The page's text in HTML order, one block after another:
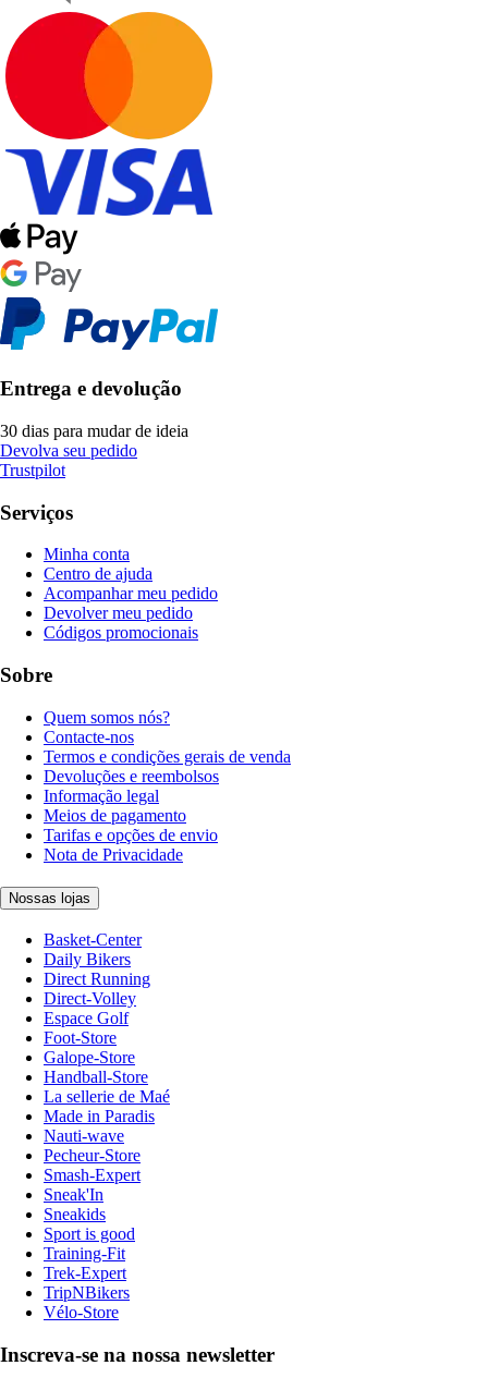
Entrega e devolução
30 dias para mudar de ideia
Devolva seu pedido
Trustpilot
Serviços
Minha conta
Centro de ajuda
Acompanhar meu pedido
Devolver meu pedido
Códigos promocionais
Sobre
Quem somos nós?
Contacte-nos
Termos e condições gerais de venda
Devoluções e reembolsos
Informação legal
Meios de pagamento
Tarifas e opções de envio
Nota de Privacidade
Nossas lojas
Basket-Center
Daily Bikers
Direct Running
Direct-Volley
Espace Golf
Foot-Store
Galope-Store
Handball-Store
La sellerie de Maé
Made in Paradis
Nauti-wave
Pecheur-Store
Smash-Expert
Sneak'In
Sneakids
Sport is good
Training-Fit
Trek-Expert
TripNBikers
Vélo-Store
Inscreva-se na nossa newsletter